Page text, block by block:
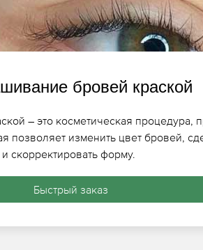
бровей краской
– это косметическая процедура,
позволяет изменить цвет бровей,
скорректировать форму.
Быстрый заказ